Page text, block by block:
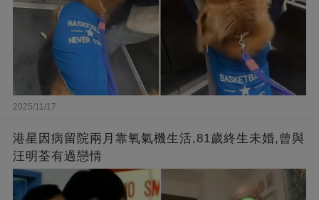
2025/11/17
港星因病留院兩月靠氧氣機生活,81歲終生未婚,曾與
汪明荃有過戀情